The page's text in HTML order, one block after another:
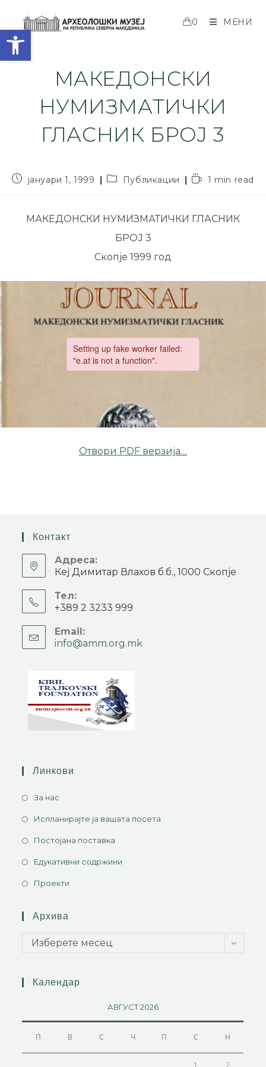
Open toolbar
0 МЕНИ
МАКЕДОНСКИ
НУМИЗМАТИЧКИ
ГЛАСНИК БРОЈ 3
јануари 1, 1999 Публикации 1 min read
МАКЕДОНСКИ НУМИЗМАТИЧКИ ГЛАСНИК
БРОЈ 3
Скопје 1999 год
Отвори PDF верзија…
Контакт
Адреса:
Кеј Димитар Влахов б.б., 1000 Скопје
Тел:
+389 2 3233 999
Email:
info@amm.org.mk
Линкови
За нас
Испланирајте ја вашата посета
Постојана поставка
Едукативни содржини
Проекти
Архива
Изберете месец
Календар
АВГУСТ 2026
П В С Ч П С Н
1 2